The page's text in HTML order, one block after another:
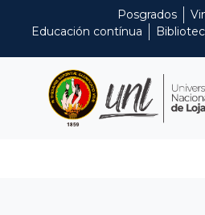
Posgrados
Educación contínua